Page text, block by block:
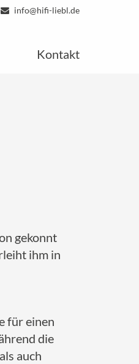
info@hifi-liebl.de
Kontakt
gekonnt
ihm in
für einen
die
auch